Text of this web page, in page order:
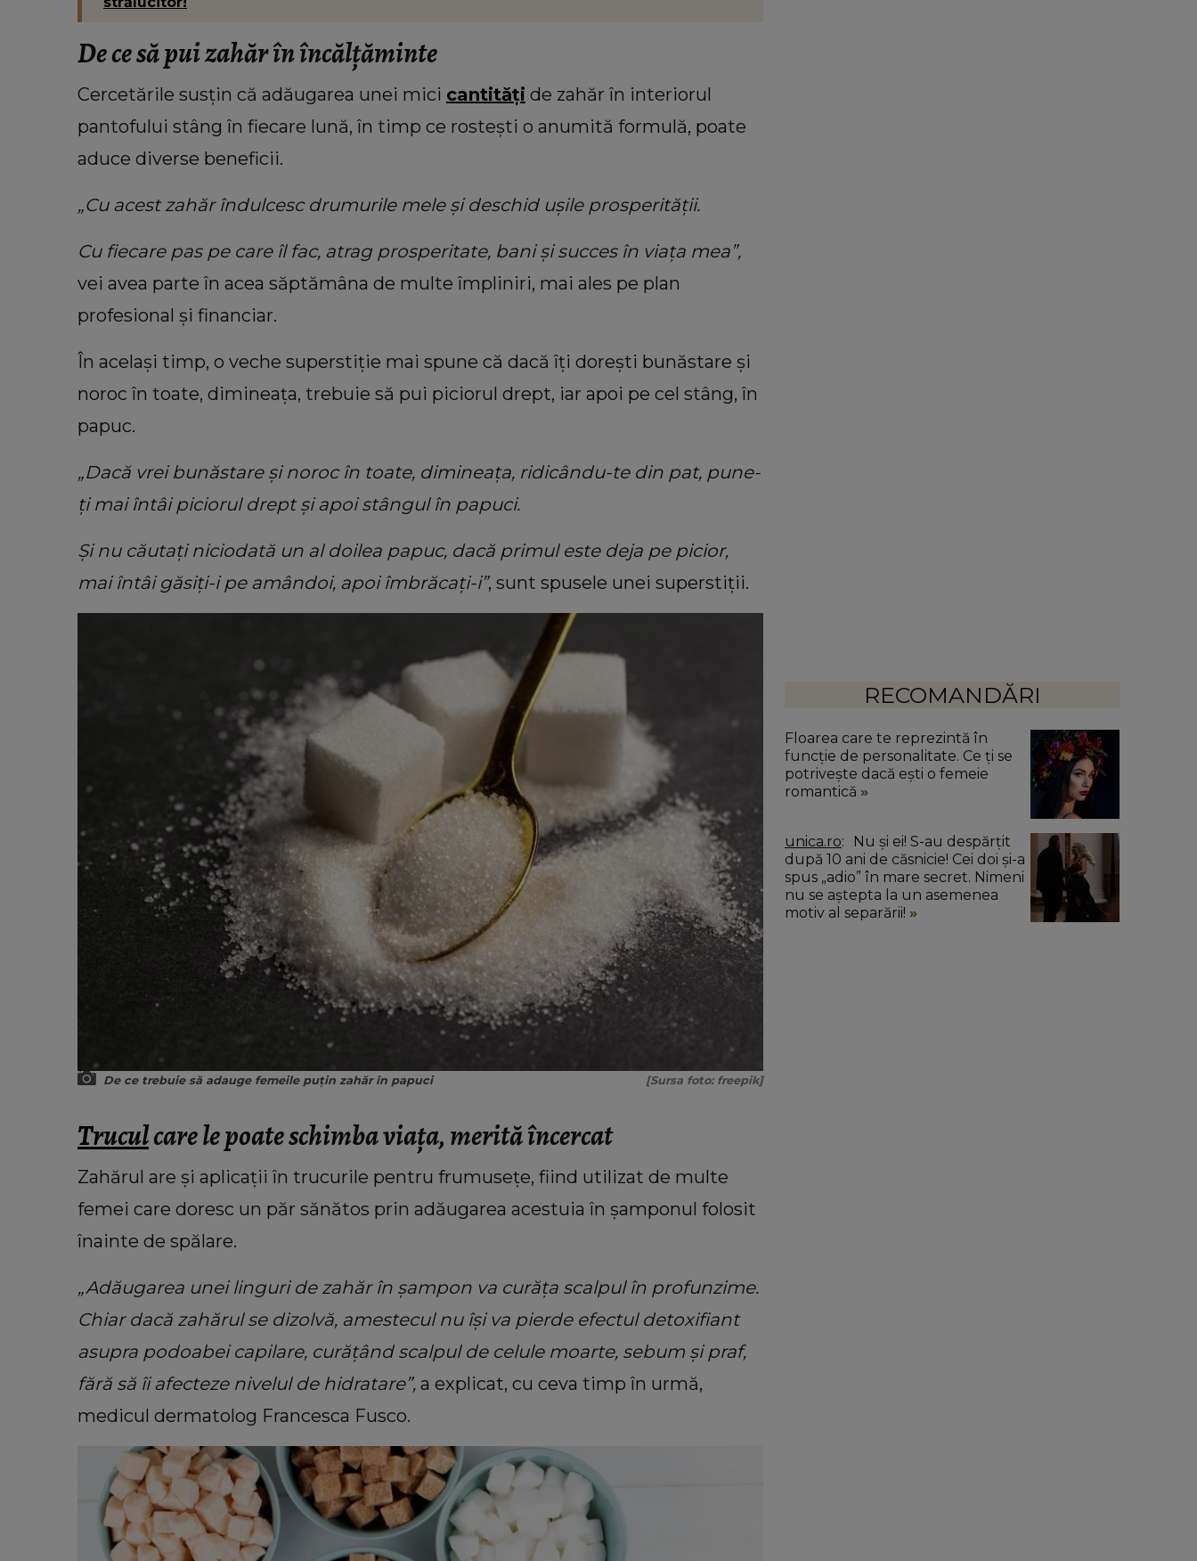
De ce să pui zahăr în încălțăminte
Cercetările susțin că adăugarea unei mici cantități de zahăr în interiorul
pantofului stâng în fiecare lună, în timp ce rostești o anumită formulă, poate
aduce diverse beneficii.
„Cu acest zahăr îndulcesc drumurile mele și deschid ușile prosperității.
Cu fiecare pas pe care îl fac, atrag prosperitate, bani și succes în viața mea”,
vei avea parte în acea săptămâna de multe împliniri, mai ales pe plan
profesional și financiar.
În același timp, o veche superstiție mai spune că dacă îți dorești bunăstare și
noroc în toate, dimineața, trebuie să pui piciorul drept, iar apoi pe cel stâng, în
papuc.
„Dacă vrei bunăstare și noroc în toate, dimineața, ridicându-te din pat, pune-
ți mai întâi piciorul drept și apoi stângul în papuci.
Și nu căutați niciodată un al doilea papuc, dacă primul este deja pe picior,
mai întâi găsiți-i pe amândoi, apoi îmbrăcați-i”, sunt spusele unei superstiții.
De ce trebuie să adauge femeile puțin zahăr în papuci [Sursa foto: freepik]
Truculcare le poate schimba viața, merită încercat
Zahărul are și aplicații în trucurile pentru frumusețe, fiind utilizat de multe
femei care doresc un păr sănătos prin adăugarea acestuia în șamponul folosit
înainte de spălare.
„Adăugarea unei linguri de zahăr în șampon va curăța scalpul în profunzime.
Chiar dacă zahărul se dizolvă, amestecul nu își va pierde efectul detoxifiant
asupra podoabei capilare, curățând scalpul de celule moarte, sebum și praf,
fără să îi afecteze nivelul de hidratare”, a explicat, cu ceva timp în urmă,
medicul dermatolog Francesca Fusco.
RECOMANDĂRI
Floarea care te reprezintă în
funcție de personalitate. Ce ți se
potrivește dacă ești o femeie
romantică
unica.ro
după 10 ani de căsnicie! Cei doi și-a
spus „adio” în mare secret. Nimeni
nu se aștepta la un asemenea
motiv al separării!